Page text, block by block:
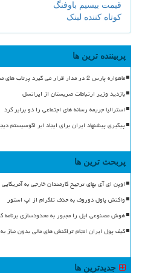
قیمت بیسیم باوفنگ
کوتاه کننده لینک
پربیننده ترین ها
ماهواره پارس 2 در مدار قرار می گیرد پرتاب های منظومه سلیمانی در1405
بازدید وزیر ارتباطات صربستان از ایرانسل
استرالیا جریمه رسانه های اجتماعی را دو برابر کرد
پیگیری پیشنهاد ایران برای ایجاد ابر اکوسیستم
پربحث ترین ها
اوپن ای آی بهای ترجیح کارمندان خارجی به
واکنش پاول دوروف به حذف تلگرام از اپ استور
هوش مصنوعی اپل را مجبور به محدودسازی برنامه
کیف پول ایران انجام تراکنش های مالی بدون نیاز
جدیدترین ها